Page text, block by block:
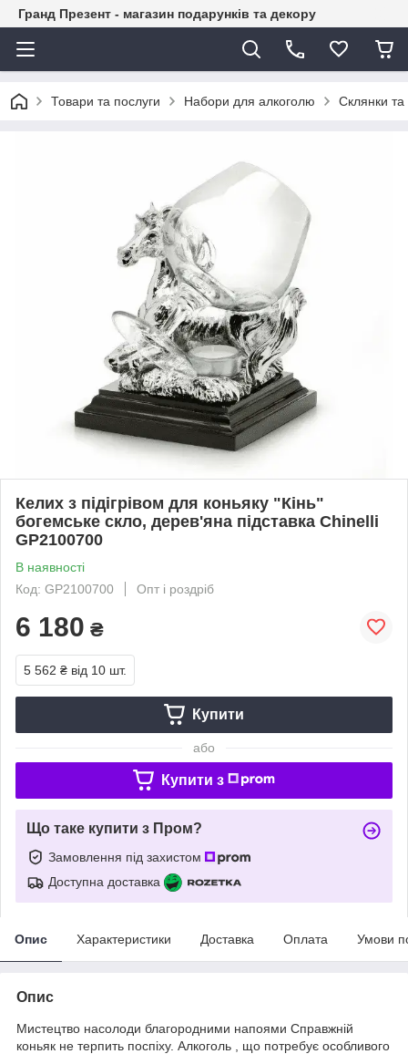
Гранд Презент - магазин подарунків та декору
Товари та послуги Набори для алкоголю Склянки та
Келих з підігрівом для коньяку "Кінь"
богемське скло, дерев'яна підставка Chinelli
GP2100700
В наявності
Код: GP2100700
Опт і роздріб
6 180 ₴
5 562 ₴ від 10 шт.
Купити
або
Купити з
Що таке купити з Пром?
Замовлення під захистом
Доступна доставка
Опис Характеристики Доставка Оплата Умови
Опис
Мистецтво насолоди благородними напоями Справжній
коньяк не терпить поспіху. Алкоголь , що потребує особливого